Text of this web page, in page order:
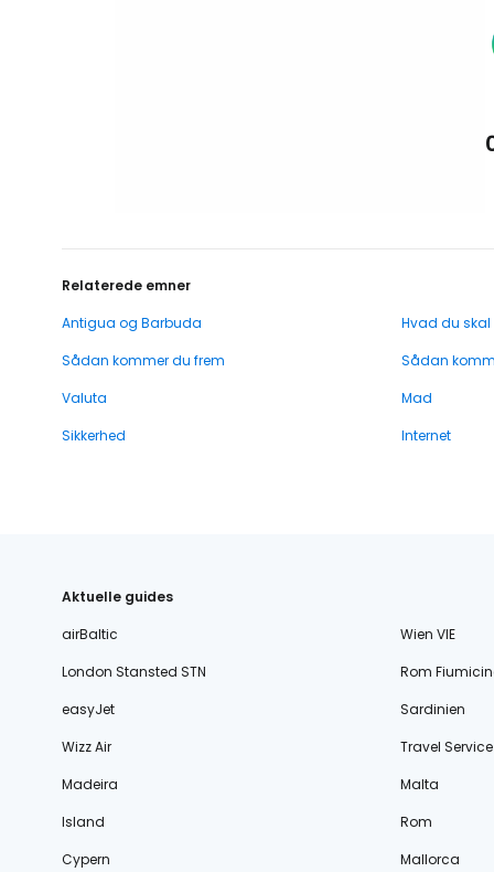
Relaterede emner
Antigua og Barbuda
Hvad du skal
Sådan kommer du frem
Sådan
Valuta
Mad
Sikkerhed
Internet
Aktuelle guides
airBaltic
Wien VIE
London Stansted STN
Rom
easyJet
Sardinien
Wizz Air
Travel Service
Madeira
Malta
Island
Rom
Cypern
Mallorca